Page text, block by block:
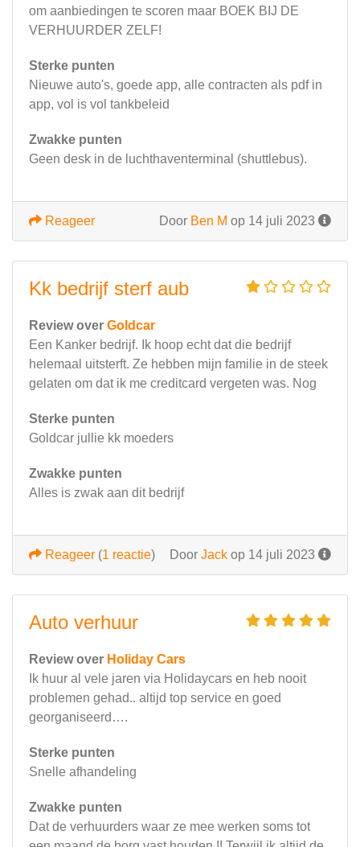
om aanbiedingen te scoren maar BOEK BIJ DE
VERHUURDER ZELF!
Sterke punten
Nieuwe auto's, goede app, alle contracten als pdf in
app, vol is vol tankbeleid
Zwakke punten
Geen desk in de luchthaventerminal (shuttlebus).
Door Ben M op 14 juli 2023
Reageer
Kk bedrijf sterf aub
Review over Goldcar
Een Kanker bedrijf. Ik hoop echt dat die bedrijf
helemaal uitsterft. Ze hebben mijn familie in de steek
gelaten om dat ik me creditcard vergeten was. Nog
Sterke punten
Goldcar jullie kk moeders
Zwakke punten
Alles is zwak aan dit bedrijf
Door Jack op 14 juli 2023
Reageer (1 reactie)
Auto verhuur
Review over Holiday Cars
Ik huur al vele jaren via Holidaycars en heb nooit
problemen gehad.. altijd top service en goed
georganiseerd….
Sterke punten
Snelle afhandeling
Zwakke punten
Dat de verhuurders waar ze mee werken soms tot